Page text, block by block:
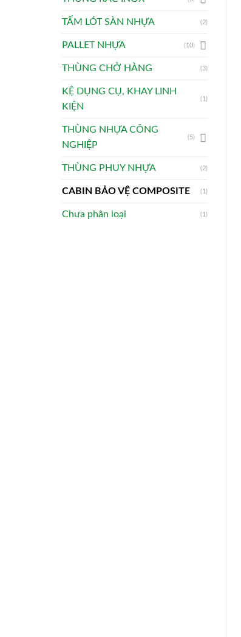
TẤM LÓT SÀN NHỰA (2)
PALLET NHỰA (10)
THÙNG CHỞ HÀNG (3)
KỆ DỤNG CỤ, KHAY LINH
KIỆN
(1)
THÙNG NHỰA CÔNG
NGHIỆP
(5)
THÙNG PHUY NHỰA (2)
CABIN BẢO VỆ COMPOSITE (1)
Chưa phân loại (1)